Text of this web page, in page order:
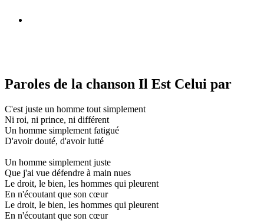
Paroles de la chanson Il Est Celui par
C'est juste un homme tout simplement
Ni roi, ni prince, ni différent
Un homme simplement fatigué
D'avoir douté, d'avoir lutté
Un homme simplement juste
Que j'ai vue défendre à main nues
Le droit, le bien, les hommes qui pleurent
En n'écoutant que son cœur
Le droit, le bien, les hommes qui pleurent
En n'écoutant que son cœur